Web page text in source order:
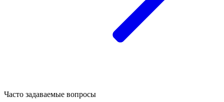
Часто задаваемые вопросы